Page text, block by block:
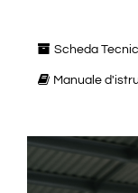
Scheda
Manuale